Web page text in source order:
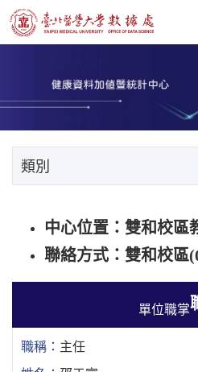
類別
中心位置：雙和校區
聯絡方式：雙和校區
主任